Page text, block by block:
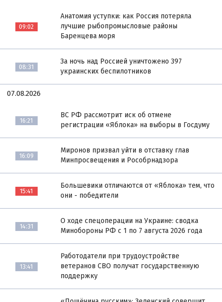
09:02
Анатомия уступки: как Россия потеряла
лучшие рыбопромысловые районы
Баренцева моря
08:31
За ночь над Россией уничтожено 397
украинских беспилотников
07.08.2026
16:21
ВС РФ рассмотрит иск об отмене
регистрации «Яблока» на выборы в Госдуму
16:09
Миронов призвал уйти в отставку глав
Минпросвещения и Рособрнадзора
15:41
Большевики отличаются от «Яблока» тем, что
они - победители
14:31
О ходе спецоперации на Украине: сводка
Минобороны РФ с 1 по 7 августа 2026 года
13:41
Работодатели при трудоустройстве
ветеранов СВО получат государственную
поддержку